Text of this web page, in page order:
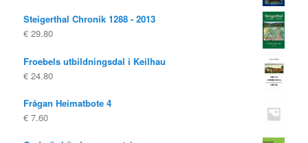
var:
är:
Steigerthal Chronik 1288 - 2013
€ 29.80
Froebels utbildningsdal i Keilhau
€ 24.80
Frågan Heimatbote 4
€ 7.60